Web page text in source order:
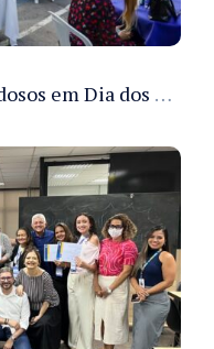
Bolerão da Saudade reúne idosos em Dia dos Pais promovido pela Fundação Dr. Thomas em Manaus